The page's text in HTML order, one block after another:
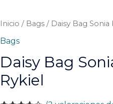
Inicio / Bags / Daisy Bag Sonia
Bags
Daisy Bag
Rykiel
Daisy
Sonia
by
Rykiel